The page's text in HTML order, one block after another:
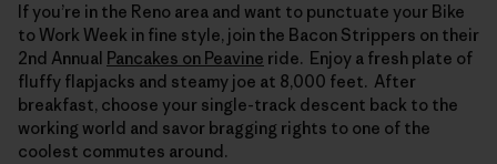
If you’re in the Reno area and want to punctuate your Bike
to Work Week in fine style, join the Bacon Strippers on their
2nd Annual Pancakes on Peavine ride. Enjoy a fresh plate of
fluffy flapjacks and steamy joe at 8,000 feet. After
breakfast, choose your single-track descent back to the
working world and savor bragging rights to one of the
coolest commutes around.